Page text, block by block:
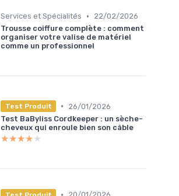
Services et Spécialités •
22/02/2026
Trousse coiffure complète : comment
organiser votre valise de matériel
comme un professionnel
Test Produit •
26/01/2026
Test BaByliss Cordkeeper : un sèche-
cheveux qui enroule bien son câble
★★★★★
★★★★★